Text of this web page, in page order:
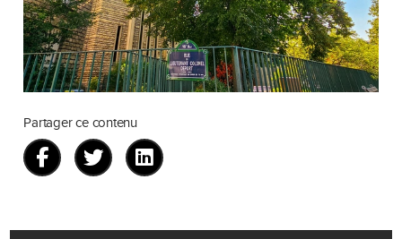
Partager ce contenu